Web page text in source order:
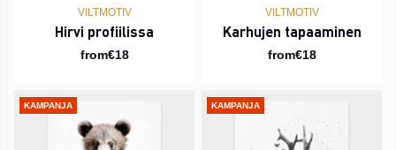
VILTMOTIV
Hirvi profiilissa
from€18
VILTMOTIV
Karhujen tapaaminen
from€18
KAMPANJA KAMPANJA